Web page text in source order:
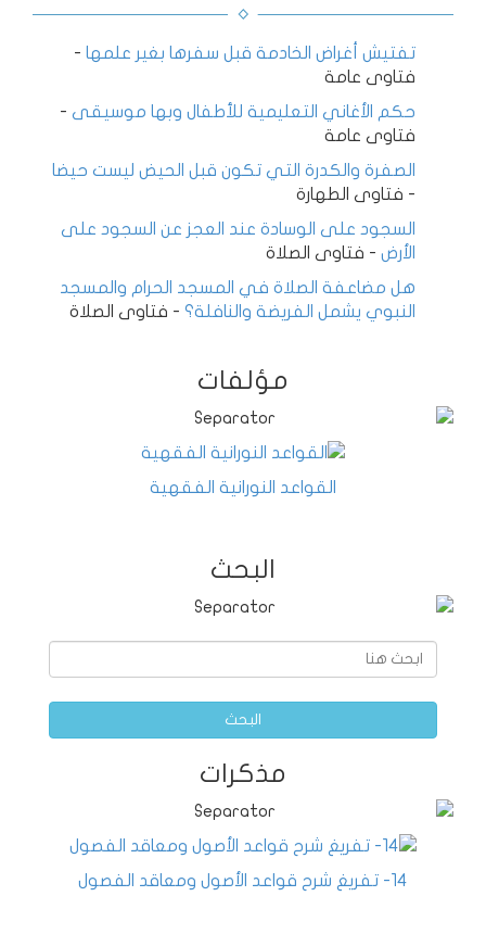
تفتيش أغراض الخادمة قبل سفرها بغير علمها -
فتاوى عامة
حكم الأغاني التعليمية للأطفال وبها موسيقى -
فتاوى عامة
الصفرة والكدرة التي تكون قبل الحيض ليست حيضا
- فتاوى الطهارة
السجود على الوسادة عند العجز عن السجود على
الأرض - فتاوى الصلاة
هل مضاعفة الصلاة في المسجد الحرام والمسجد
النبوي يشمل الفريضة والنافلة؟ - فتاوى الصلاة
مؤلفات
القواعد النورانية الفقهية
البحث
البحث
مذكرات
14- تفريغ شرح قواعد الأصول ومعاقد الفصول